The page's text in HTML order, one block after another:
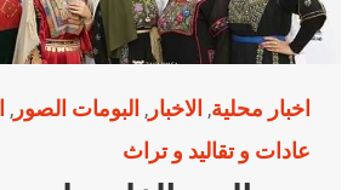
اخبار محلية, الاخبار , البومات الصور ,
عادات و تقاليد و تراث